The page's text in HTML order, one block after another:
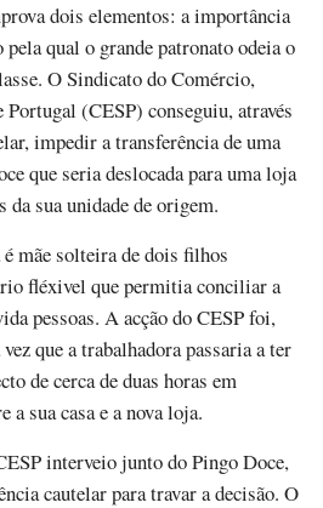
dois elementos: a importância
qual o grande patronato odeia o
O Sindicato do Comércio,
(CESP) conseguiu, através
impedir a transferência de uma
que seria deslocada para uma loja
da sua unidade de origem.
mãe solteira de dois filhos
fléxivel que permitia conciliar a
pessoas. A acção do CESP foi,
que a trabalhadora passaria a ter
de cerca de duas horas em
sua casa e a nova loja.
interveio junto do Pingo Doce,
cautelar para travar a decisão. O